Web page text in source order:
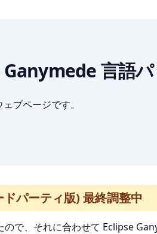
言語
ブページです。
パーティ版) 最終調整中
で、それに合わせて Eclipse